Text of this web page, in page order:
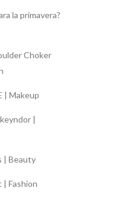
la primavera?
Choker
| Makeup
|
| Beauty
Fashion